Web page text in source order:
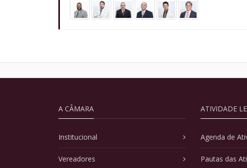
A CÂMARA
Institucional
Vereadores
ATIVIDADE
Agenda de
Pautas das